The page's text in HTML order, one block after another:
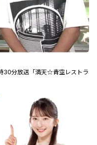
30分放送「満天☆青空レストラ